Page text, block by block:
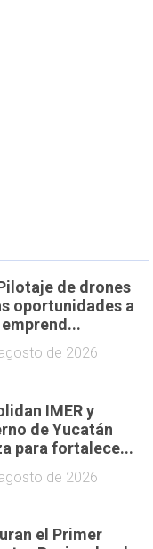
de drones
oportunidades a
de 2026
IMER y
de Yucatán
para fortalece...
de 2026
el Primer